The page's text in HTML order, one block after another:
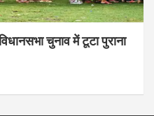
चुनाव में टूटा पुराना